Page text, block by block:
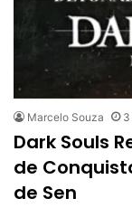
Marcelo Souza
Dark Souls
de
de Sen